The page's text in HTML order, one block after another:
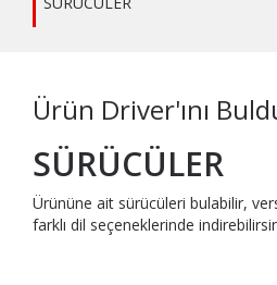
Ürün Driver'ını
SÜRÜCÜLER
Ürününe ait sürücüleri bulabilir,
farklı dil seçeneklerinde